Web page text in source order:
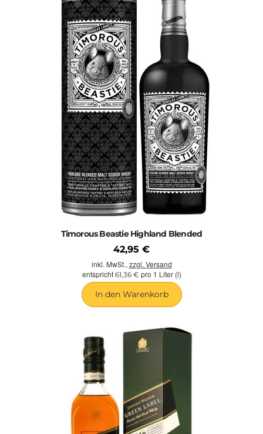
Timorous Beastie Highland Blended
42,95 €
inkl. MwSt., zzgl. Versand
entspricht 61,36 € pro 1 Liter (l)
In den Warenkorb